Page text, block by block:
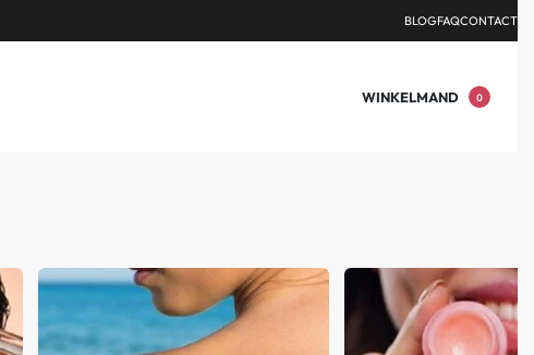
BLOGFAQCONTACT
WINKELMAND 0